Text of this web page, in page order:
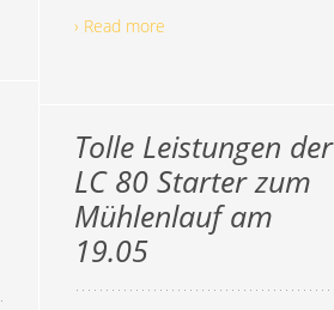
› Read more
Tolle Leistungen der
LC 80 Starter zum
Mühlenlauf am
19.05